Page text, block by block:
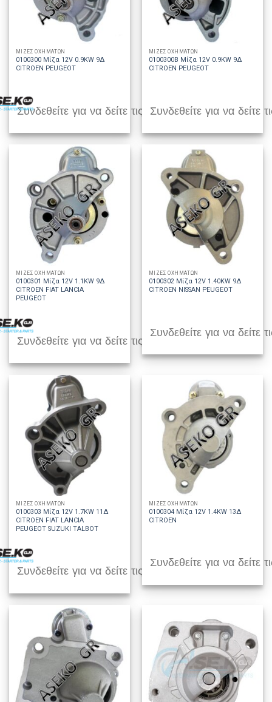
ΜΙΖΕΣ ΟΧΗΜΑΤΩΝ
0100300 Μίζα 12V 0.9KW 9Δ
CITROEN PEUGEOT
Συνδεθείτε για να δείτε τις τιμές
ΜΙΖΕΣ ΟΧΗΜΑΤΩΝ
0100300B Μίζα 12V 0.9KW 9Δ
CITROEN PEUGEOT
Συνδεθείτε για να δείτε
ΜΙΖΕΣ ΟΧΗΜΑΤΩΝ
0100301 Μίζα 12V 1.1KW 9Δ
CITROEN FIAT LANCIA
PEUGEOT
Συνδεθείτε για να δείτε τις τιμές
ΜΙΖΕΣ ΟΧΗΜΑΤΩΝ
0100302 Μίζα 12V 1.40KW 9Δ
CITROEN NISSAN PEUGEOT
Συνδεθείτε για να δείτε
ΜΙΖΕΣ ΟΧΗΜΑΤΩΝ
0100303 Μίζα 12V 1.7KW 11Δ
CITROEN FIAT LANCIA
PEUGEOT SUZUKI TALBOT
Συνδεθείτε για να δείτε τις τιμές
ΜΙΖΕΣ ΟΧΗΜΑΤΩΝ
0100304 Μίζα 12V 1.4KW 13Δ
CITROEN
Συνδεθείτε για να δείτε